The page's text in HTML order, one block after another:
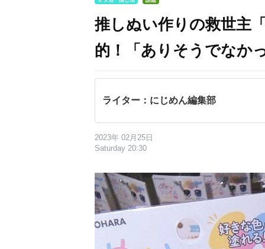
推しぬい作りの救世主
的！「ありそうでなか
ライター：にじめん編集部
2023年 02月25日
Saturday 20:30